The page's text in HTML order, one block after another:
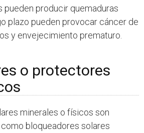
pueden producir quemaduras
plazo pueden provocar cáncer de
y envejecimiento prematuro.
o protectores
minerales o físicos son
bloqueadores solares